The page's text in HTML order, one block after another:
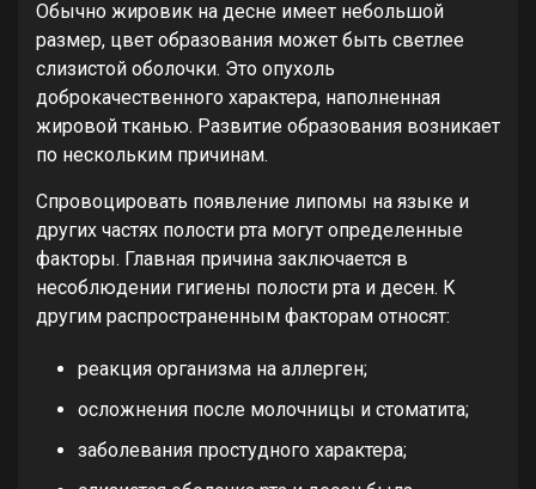
Обычно жировик на десне имеет небольшой
размер, цвет образования может быть светлее
слизистой оболочки. Это опухоль
доброкачественного характера, наполненная
жировой тканью. Развитие образования возникает
по нескольким причинам.
Спровоцировать появление липомы на языке и
других частях полости рта могут определенные
факторы. Главная причина заключается в
несоблюдении гигиены полости рта и десен. К
другим распространенным факторам относят:
реакция организма на аллерген;
осложнения после молочницы и стоматита;
заболевания простудного характера;